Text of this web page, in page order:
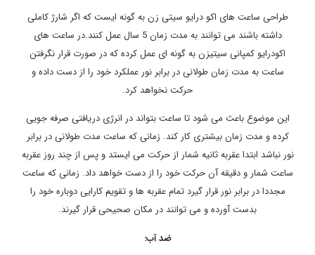
طراحی ساعت های اکو درایو سیتی زن به گونه ایست که اگر شارژ کاملی
داشته باشند می توانند به مدت زمان 5 سال عمل کنند.در ساعت های
اکودرایو کمپانی سیتیزن به گونه ای عمل کرده که در صورت قرار نگرفتن
ساعت به مدت زمان طولانی در برابر نور عملکرد خود را از دست داده و
حرکت نخواهد کرد.
این موضوع باعث می شود تا ساعت بتواند در انرژی دریافتی صرفه جویی
کرده و مدت زمان بیشتری کار کند. زمانی که ساعت مدت طولانی در برابر
نور نباشد ابتدا عقربه ثانیه شمار از حرکت می ایستد و پس از چند روز عقربه
ساعت شمار و دقیقه آن حرکت خود را از دست خواهد داد. زمانی که ساعت
مجددا در برابر نور قرار گیرد تمام عقربه ها و تقویم کارایی دوباره خود را
بدست آورده و می توانند در مکان صحیحی قرار گیرند.
ضد آب: